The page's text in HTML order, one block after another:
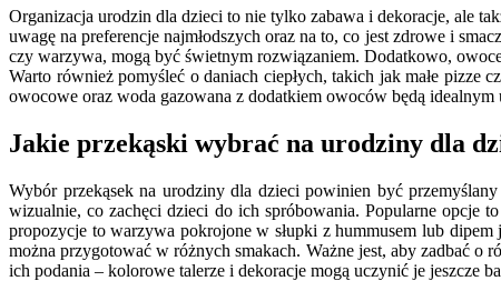
Organizacja urodzin dla dzieci to nie tylko zabawa i dekoracje, ale
uwagę na preferencje najmłodszych oraz na to, co jest zdrowe i
czy warzywa, mogą być świetnym rozwiązaniem. Dodatkowo,
Warto również pomyśleć o daniach ciepłych, takich jak małe pizze
owocowe oraz woda gazowana z dodatkiem owoców będą idealnym
Jakie przekąski wybrać na urodziny dla
Wybór przekąsek na urodziny dla dzieci powinien być
wizualnie, co zachęci dzieci do ich spróbowania. Popularne opcje
propozycje to warzywa pokrojone w słupki z hummusem lub
można przygotować w różnych smakach. Ważne jest, aby zadbać o
ich podania – kolorowe talerze i dekoracje mogą uczynić je jeszcze